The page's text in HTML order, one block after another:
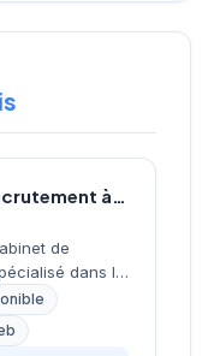
ETHIS RH — Cabinet de recrutement à Paris
de
dans le
le
le
au 16 rue de